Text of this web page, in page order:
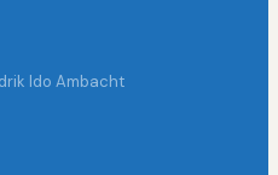
Ido Ambacht